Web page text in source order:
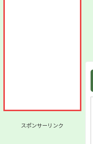
スポンサーリンク